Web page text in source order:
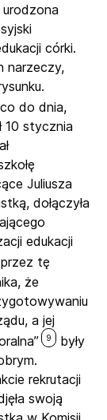
urodzona
córki.
narzeczy,
do dnia,
10 stycznia
Juliusza
dołączyła
edukacji
tę
że
a jej
9
były
rekrutacji
swoją